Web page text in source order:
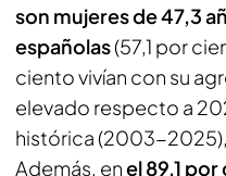
son mujeres de 47,3
españolas(57,1 por
ciento vivían con su
elevado respecto a
histórica (2003-
Además, enel 89,1